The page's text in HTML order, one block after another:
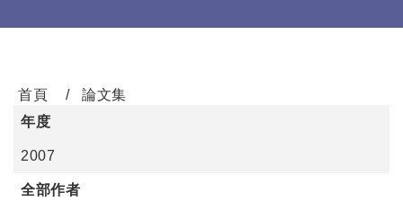
首頁
論文集
年度
2007
全部作者